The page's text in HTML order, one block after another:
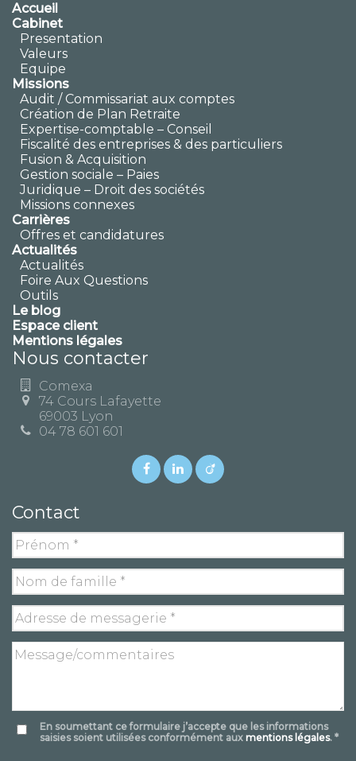
Accueil
Cabinet
Presentation
Valeurs
Equipe
Missions
Audit / Commissariat aux comptes
Création de Plan Retraite
Expertise-comptable – Conseil
Fiscalité des entreprises & des particuliers
Fusion & Acquisition
Gestion sociale – Paies
Juridique – Droit des sociétés
Missions connexes
Carrières
Offres et candidatures
Actualités
Actualités
Foire Aux Questions
Outils
Le blog
Espace client
Mentions légales
Nous contacter
Comexa
74 Cours Lafayette
69003 Lyon
04 78 601 601
Contact
En soumettant ce formulaire j’accepte que les informations
saisies soient utilisées conformément auxmentions légales. *